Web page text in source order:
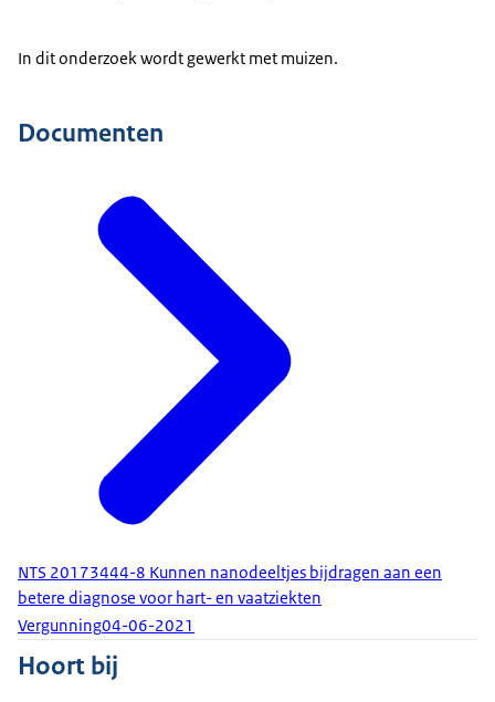
In dit onderzoek wordt gewerkt met muizen.
Documenten
NTS 20173444-8 Kunnen nanodeeltjes bijdragen aan een
betere diagnose voor hart- en vaatziekten
Vergunning04-06-2021
Hoort bij